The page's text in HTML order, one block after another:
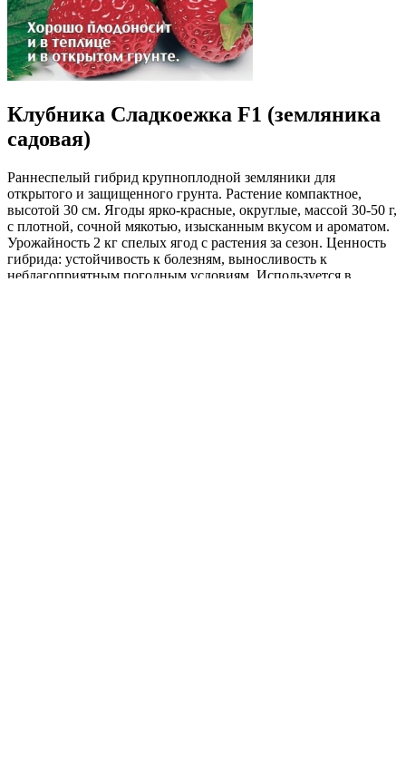
Клубника Сладкоежка F1 (земляника
садовая)
Раннеспелый гибрид крупноплодной земляники для
открытого и защищенного грунта. Растение компактное,
высотой 30 см. Ягоды ярко-красные, округлые, массой 30-50 г,
с плотной, сочной мякотью, изысканным вкусом и ароматом.
Урожайность 2 кг спелых ягод с растения за сезон. Ценность
гибрида: устойчивость к болезням, выносливость к
неблагоприятным погодным условиям. Используется в